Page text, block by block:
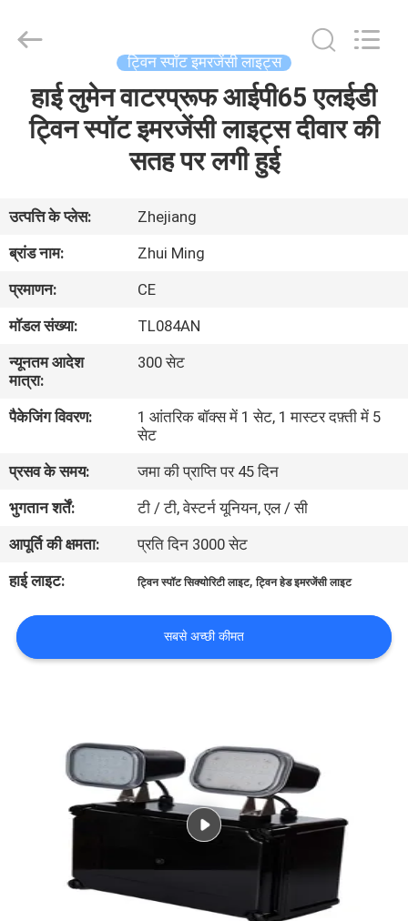
हमारे
बारे
में
कारखाना
भ्रमण
गुणवत्ता
नियंत्रण
संपर्क
करें
एक
उद्धरण
साइटमैप
गोपनीयता
Technology
Co.,Ltd.
ट्विन स्पॉट इमरजेंसी लाइट्स
हाई लुमेन वाटरप्रूफ आईपी65 एलईडी
ट्विन स्पॉट इमरजेंसी लाइट्स दीवार की
सतह पर लगी हुई
उत्पत्ति के प्लेस:
Zhejiang
ब्रांड नाम:
Zhui Ming
प्रमाणन:
CE
मॉडल संख्या:
TL084AN
न्यूनतम आदेश
मात्रा:
300 सेट
पैकेजिंग विवरण:
1 आंतरिक बॉक्स में 1 सेट, 1 मास्टर दफ़्ती में 5
सेट
प्रसव के समय:
जमा की प्राप्ति पर 45 दिन
भुगतान शर्तें:
टी / टी, वेस्टर्न यूनियन, एल / सी
आपूर्ति की क्षमता:
प्रति दिन 3000 सेट
हाई लाइट:
ट्विन स्पॉट सिक्योरिटी लाइट,ट्विन हेड इमरजेंसी लाइट
सबसे अच्छी कीमत